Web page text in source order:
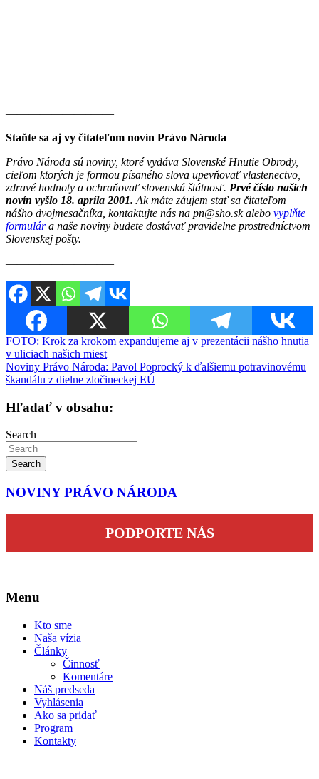
———————–——
Staňte sa aj vy čitateľom novín Právo Národa
Právo Národa sú noviny, ktoré vydáva Slovenské Hnutie Obrody,
cieľom ktorých je formou písaného slova upevňovať vlastenectvo,
zdravé hodnoty a ochraňovať slovenskú štátnosť. Prvé číslo našich
novín vyšlo 18. apríla 2001. Ak máte záujem stať sa čitateľom
nášho dvojmesačníka, kontaktujte nás na pn@sho.sk alebo vyplňte
formulára naše noviny budete dostávať pravidelne prostredníctvom
Slovenskej pošty.
————————–—
Navigácia
v
článku
FOTO: Krok za krokom expandujeme aj v prezentácii nášho hnutia
v uliciach našich miest
Noviny Právo Národa: Pavol Poprocký k ďalšiemu potravinovému
škandálu z dielne zločineckej EÚ
Hľadať v obsahu:
Search
Search
NOVINY PRÁVO NÁRODA
PODPORTE NÁS
Menu
Kto sme
Naša vízia
Články
Činnosť
Komentáre
Náš predseda
Vyhlásenia
Ako sa pridať
Program
Kontakty